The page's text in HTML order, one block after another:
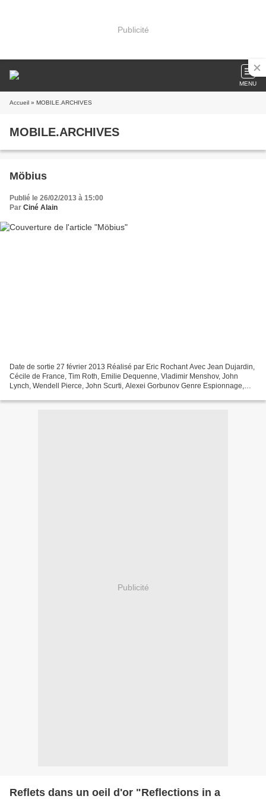
Publicité
MENU
Accueil » MOBILE.ARCHIVES
MOBILE.ARCHIVES
Möbius
Publié le 26/02/2013 à 15:00
Par Ciné Alain
Date de sortie 27 février 2013 Réalisé par Eric Rochant Avec Jean Dujardin,
Cécile de France, Tim Roth, Emilie Dequenne, Vladimir Menshov, John
Lynch, Wendell Pierce, John Scurti, Alexei Gorbunov Genre Espionnage,
Publicité
Reflets dans un oeil d'or "Reflections in a